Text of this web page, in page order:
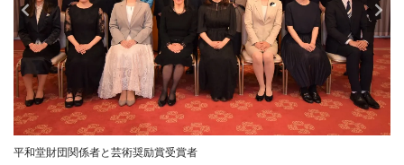
平和堂財団関係者と芸術奨励賞受賞者